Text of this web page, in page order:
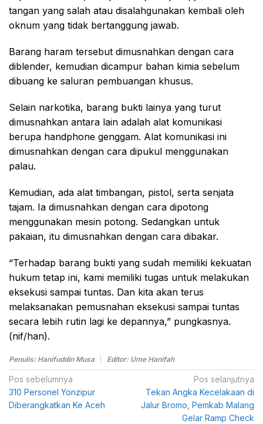
tangan yang salah atau disalahgunakan kembali oleh
oknum yang tidak bertanggung jawab.
Barang haram tersebut dimusnahkan dengan cara
diblender, kemudian dicampur bahan kimia sebelum
dibuang ke saluran pembuangan khusus.
Selain narkotika, barang bukti lainya yang turut
dimusnahkan antara lain adalah alat komunikasi
berupa handphone genggam. Alat komunikasi ini
dimusnahkan dengan cara dipukul menggunakan
palau.
Kemudian, ada alat timbangan, pistol, serta senjata
tajam. Ia dimusnahkan dengan cara dipotong
menggunakan mesin potong. Sedangkan untuk
pakaian, itu dimusnahkan dengan cara dibakar.
“Terhadap barang bukti yang sudah memiliki kekuatan
hukum tetap ini, kami memiliki tugas untuk melakukan
eksekusi sampai tuntas. Dan kita akan terus
melaksanakan pemusnahan eksekusi sampai tuntas
secara lebih rutin lagi ke depannya,” pungkasnya.
(nif/han).
Penulis: Hanifuddin Musa Editor: Ume Hanifah
N
a
Pos sebelumnya
310 Personel Yonzipur
Diberangkatkan Ke Aceh
Pos selanjutnya
Tekan Angka Kecelakaan di
Jalur Bromo, Pemkab Malang
Gelar Ramp Check